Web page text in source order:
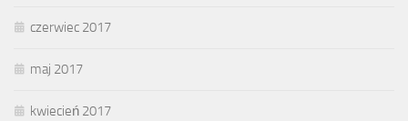
czerwiec 2017
maj 2017
kwiecień 2017